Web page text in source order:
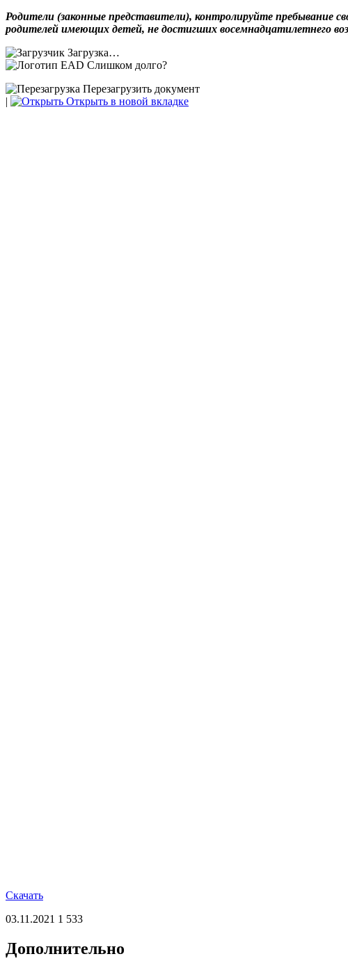
Родители (законные представители), контролируйте пребывание
родителей имеющих детей, не достигших восемнадцатилетнего
Загрузка…
Слишком долго?
Перезагрузить документ
|
Открыть в новой вкладке
Скачать
03.11.2021 1 533
Дополнительно